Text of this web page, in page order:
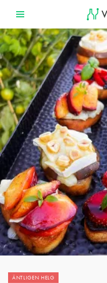
ÄNTLIGEN HELG